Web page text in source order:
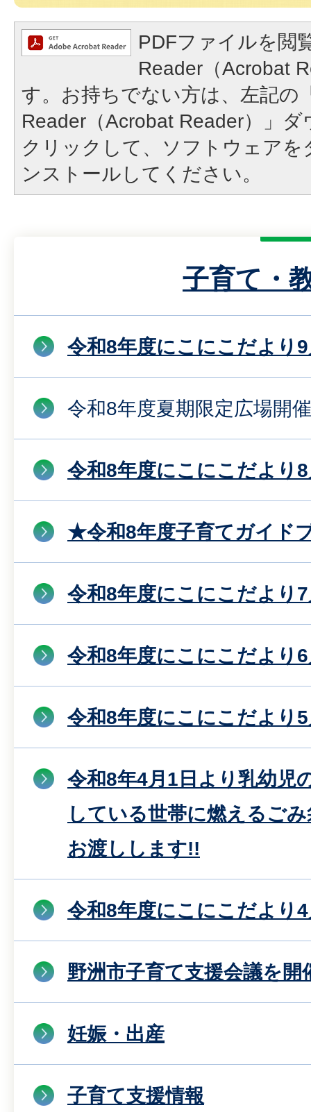
PDFファイルを閲
Reader（Acrobat
す。お持ちでない方は、左記の
Reader（Acrobat Reader）」
クリックして、ソフトウェア
ンストールしてください。
子育て・
令和8年度にこにこだより
令和8年度夏期限定広場開
令和8年度にこにこだより
★令和8年度子育てガイド
令和8年度にこにこだより
令和8年度にこにこだより
令和8年度にこにこだより
令和8年4月1日より乳幼児
している世帯に燃えるご
お渡しします!!
令和8年度にこにこだより
野洲市子育て支援会議を開
妊娠・出産
子育て支援情報